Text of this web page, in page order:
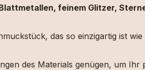
feinem Glitzer,
das so einzigartig ist
des Materials genügen, um